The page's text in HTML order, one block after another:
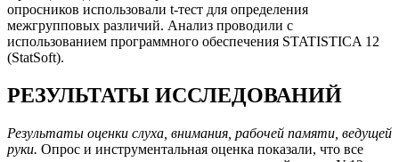
опросников использовали t-тест для определения
межгрупповых различий. Анализ проводили с
использованием программного обеспечения STATISTICA 12
(StatSoft).
РЕЗУЛЬТАТЫ ИССЛЕДОВАНИЙ
Результаты оценки слуха, внимания, рабочей памяти, ведущей
руки. Опрос и инструментальная оценка показали, что все